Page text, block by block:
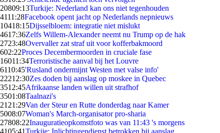
20809:13Turkije: Nederland kan ons niet tegenhouden
4111:28Facebook opent jacht op Nederlands nepnieuws
10418:15Dijsselbloem: integratie niet mislukt
4617:36Zelfs Willem-Alexander neemt nu Trump op de hak
2723:48Overvaller zat straf uit voor kofferbakmoord
602:22Proces Decembermoorden in cruciale fase
16011:34Terroristische aanval bij het Louvre
6110:45'Rusland ondermijnt Westen met valse info'
22212:30Zes doden bij aanslag op moskee in Quebec
3512:45Afrikaanse landen willen uit strafhof
3501:08Taalnazi's
21 21:29Van der Steur en Rutte donderdag naar Kamer
5008:07Woman's March-organisator pro-sharia
27808:22Inauguratieopkomstfoto was van 11:43 's morgens
4105:41Turkije: Inlichtingendienst betrokken bij aanslag